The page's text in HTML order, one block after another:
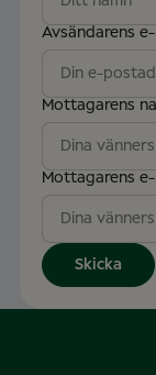
Avsändarens
Mottagarens
Mottagarens
Skicka